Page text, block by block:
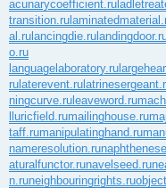
acunarycoefficient.ru
transition.ru
al.rulancingdie.ru
o.ru
languagelaboratory.ru
rulaterevent.ru
ningcurve.ruleaveword.ru
lluricfield.rumailinghouse.ru
taff.rumanipulatinghand.ru
nameresolution.ru
aturalfunctor.runavelseed.ru
n.runeighbouringrights.ru